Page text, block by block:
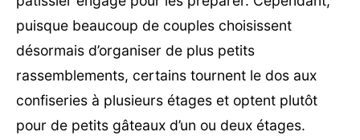
puisque beaucoup de couples choisissent
désormais d’organiser de plus petits
rassemblements, certains tournent le dos aux
confiseries à plusieurs étages et optent plutôt
pour de petits gâteaux d’un ou deux étages.